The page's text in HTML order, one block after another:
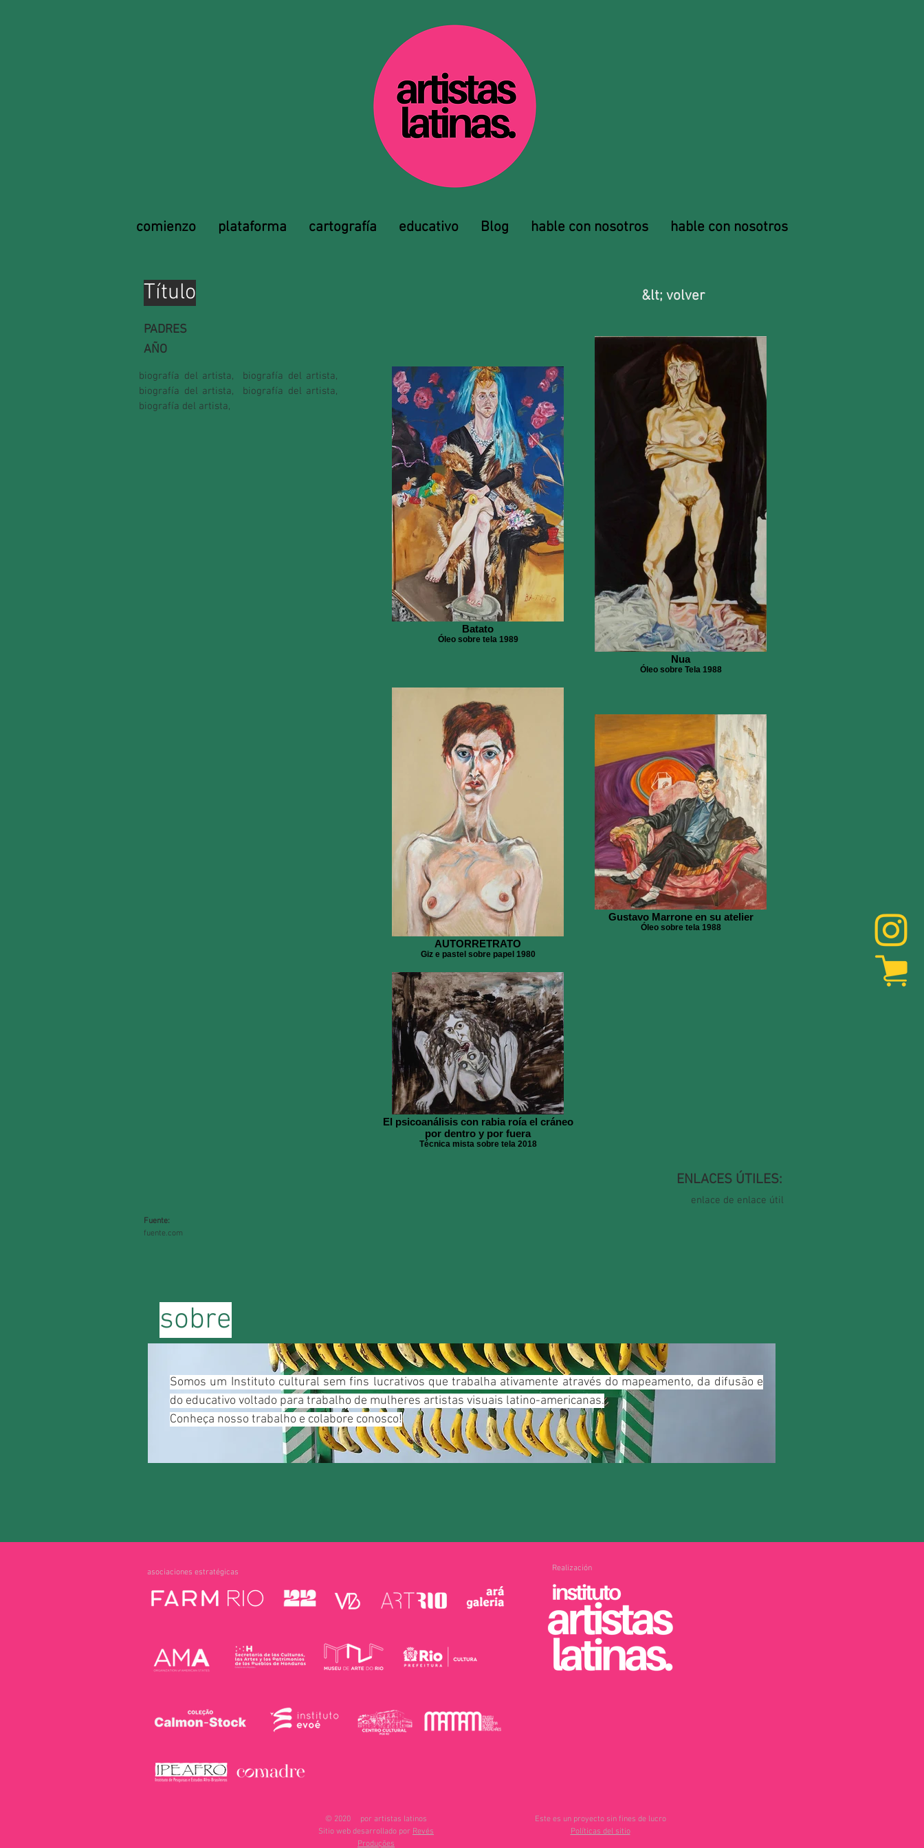
comienzo plataforma cartografía educativo Blog hable con nosotros hable con nosotros
Título &lt; volver
PADRES
AÑO
biografía del artista,
biografía del artista,
biografía del artista,
biografía del artista,
biografía del artista,
Batato
Óleo sobre tela 1989
Nua
Óleo sobre Tela 1988
AUTORRETRATO
Giz e pastel sobre papel 1980
Gustavo Marrone en su atelier
Óleo sobre tela 1988
El psicoanálisis con rabia roía el cráneo
por dentro y por fuera
Técnica mista sobre tela 2018
ENLACES ÚTILES:
enlace de enlace útil
Fuente:
fuente.com
sobre
Somos um Instituto cultural sem fins lucrativos que trabalha ativamente através do mapeamento, da difusão e
do educativo voltado para trabalho de mulheres artistas visuais latino-americanas.
Conheça nosso trabalho e colabore conosco!
asociaciones estratégicas Realización
© 2020
por artistas latinos
Sitio web desarrollado por Revés
Produções
Este es un proyecto sin fines de lucro
Políticas del sitio